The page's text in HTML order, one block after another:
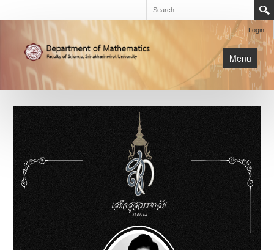
Login
Menu
หน้าหลัก
การเรียนการสอน